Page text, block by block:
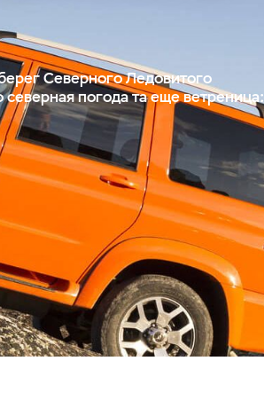
Северного Ледовитого
погода та еще ветреница: